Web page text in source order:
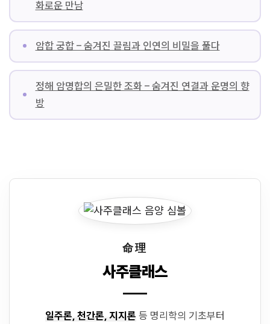
화로운 만남
암합 궁합 – 숨겨진 끌림과 인연의 비밀을 풀다
정해 암명합의 은밀한 조화 – 숨겨진 연결과 운명의 향
방
命理
사주클래스
일주론, 천간론, 지지론 등 명리학의 기초부터